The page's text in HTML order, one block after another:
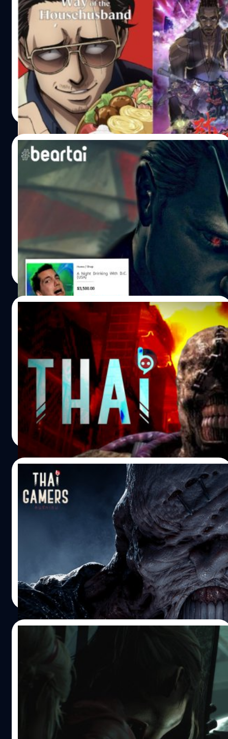
เตรียมดูให้ตาแฉะ ! NETFLIX จับมือ
ANIMEJAPAN กรีฑาทัพอนิเมะกว่า 40 เรื่อง
พร้อมปล่อยเรื่องเด็ดแห่งปี เริ่มชมเม.ย.นี้
27 มีนาคม 2021 กรุงโตเกียว ประเทศญี่ปุ่น - Netflix แถลง
การกลับมาร่วมงานกับ AnimeJapan 2021 อีกครั้ง เพื่อตอกย้ำ
ถึงความมุ่งมั่นที่จะเป็นศูนย์กลางในการเผยแพร่ผลงานสำหรับ
แฟนๆ และผู้สร้างทั่วโลก โดยได้ประกาศเปิดตัวผลงานอนิเมะ
น่าสนใจ และอนิเมะเรื่องใหม่ที่จะลงฉายใน Netflix กว่า
40 เรื่องในปีนี้ ซึ่งเพิ่มขึ้นจากปีที่แล้วเกือบเท่าตัว ในงานแถลง
ข่าว Netflix ได้แนะนำอนิเมะเด่น พร้อมกับให้เหล่าศิลปินนัก
พากย์ชาวญี่ปุ่นมาปรากฏตัวเล่าถึงความประทับใจบนเวที
สำหรับอนิเมะที่เป็นไฮไลต์ของงานนี้ได้แก่ Yasuke Yasuke อนิ
เมะฟอร์มยักษ์แนวแฟนตาซีพรีเรียดดราม่า ที่มีฉากหลังเป็น
ญี่ปุ่นในยุคศักดินาที่บอบช้ำจากสงคราม ท่ามกลางหุ่นยนต์
และเวทมนตร์ มีหมู่บ้านแห่งหนึ่งกลายเป็นศูนย์กลางการลุกฮือ
ระหว่างไดเมียวที่จ้องจะทำศึกสงครามกัน ยาสึเกะ โรนินผู้ยิ่ง
ใหญ่ที่พยายามดิ้นรนไขว่คว้าหาความสงบสุขหลังผ่านชีวิตที่มี
แต่ความรุนแรงในอดีต จึงต้องลุกขึ้นมาจับดาบอีกครั้ง เพื่อ
ปกป้องเด็กลึกลับคนหนึ่งหลบหนีจากการปองร้ายของอำนาจ
มืดและขุนศึกกระหายเลือด ความเข้มข้นนี้ไม่ได้มีแค่ในส่วน
ของเนื้อเรื่องเท่านั้น แต่ยังสะท้อนอยู่ในงานภาพสุดปังที่เกิด
จากความร่วมมือจากโปรดักชันระดับโลกทั้งฟากตะวันตกและ
ตะวันออกด้วย โดยเรื่องนี้ได้ เลอฌอน โทมัส (จากแคนนอน
บัสเตอร์ส (Cannon Busters)) เป็นทั้งผู้กำกับ ผู้สร้าง และผู้
อำนวยการสร้าง มีผู้ออกแบบตัวละครคือ ทาเคชิ โคอิเกะ มี
โปรดิวเซอร์และผู้อำนวยการผลิตเพลงคือ ฟลายอิง โลตัส
และอยู่ภายใต้บริษัทผู้ผลิตอย่าง MAPPA ด้วย สำหรับกำหนด
ออกฉายคือวันที่ 29 เมษายน 2021 ติดตามได้ ที่นี่ เลย Eden
เรื่องถัดมา มาพร้อมกับความสดใส…
วัฒนา ขจัดสารพัดภัย| 1961 days ago
Read More
19/08/2020
สนไหมเกมเมอร์? ผู้ให้เสียง Wesker รับจ้าง
เป็นเพื่อนร่วมทานดินเนอร์ในราคา 100,000
บาท!
คิดเสียว่าเป็นข่าวเฮฮาให้ขำออกกันในวิกฤต Covid-19 นี้ละกัน
นะครับ (ฮ่า ๆ) เรื่องของเรื่องมันมีอยู่ว่า D.C. Douglas นัก
พากย์เสียงมืออาชีพแดนมะกันเจ้าของเสียงวายร้ายตลอดการ
ของแฟรนไชส์เกม Resident Evil อย่าง Alber Wesker แกมี
ข้อเสนอดี ๆ ให้กับใครก็ตามที่สนใจอยากให้แกไปดินเนอร์ฉัน
เพื่อนด้วยในราคาเบา ๆ 100,000 บาทเท่านั้น... D.C. Douglas
แกมีเว็บไซต์พอร์ตโฟลิโอส่วนตัวที่ซ้ำยังใช้ในการเป็นทั้งร้าน
ค้าออนไลน์ขายลายเซ็นบนโปสเตอร์งานลงเสียงของแกรวมไป
ถึงการปรากฎตัวบนช่องทางต่าง ๆ แบบคามิโอไปในตัว
(ทำนองดารารับเชิญในภาพยนตร์) แต่ถ้าหากใครลองเลื่อน
เว็บไซต์ลงมาเรื่อย ๆ เราก็จะเริ่มเห็นการขายสินค้าแปลก ๆ
ของพี่แกครับ ไล่ตั้งแต่รับจ้างให้แกลงเสียงวอยซ์เมลให้ใน
ราคา 40 เหรียญดอลลาร์สหรัฐ (ประมาณ 1,250 บาท) อันนี้
ไม่เท่าไหร่ แต่ถัดมาเนี้ยสิ "มันคือการซื้อคอร์สทานข้าวเย็นกับ
พี่แกเฉพาะในสหรัฐอเมริกาที่มีราคาอยู่ที่ 3,500 เหรียญ
ดอลลาร์สหรัฐ (ประมาณ 109,375 บาท)" หรือจะให้แกบินไป
ทานข้าวเย็นด้วยที่ประเทศอื่นก็ได้อยู่ที่ 6,500 เหรียญดอลลาร์
สหรัฐ (ประมาณ 203,125 บาท) โดยทั้งสองชอยส์จะใช้เวลา
ทั้งสิ้น 8 ชั่วโมง ซึ่งค่าใช้จ่ายรวมทั้งค่าเดินทาง,…
วรายุทธ เชิดศรีชูเกียรติ| 2180 days ago
Read More
17/12/2019
5 เหตุผลที่ Nemesis คือ “ศัตรูที่น่ากลัวที่สุด”
ในเกมตระกูล Resident Evil
จากการมาของ Resident Evil 3 Remake หนึ่งในเกมใน
ตำนานของซีรีส์นี้ที่กลับมาอีกครั้งในรูปโฉมของรีเมก ได้กระตุก
ต่อมวัยเยาว์ของเกมเมอร์ในวันนั้นที่เป็นผู้ใหญ่ในวันนี้ โดยนอก
เหนือจากเหตุผลที่ตัวละครหลักของเกมคือ จิล วาเลนไทน์
(Jill Valentine) ศัตรูคู่อาฆาตในภาคนี้ที่มีชื่อตามการกระทำ
ของมันอย่าง "Nemesis (เนเมซิส)" ซึ่งสำหรับเกมเมอร์รุ่นใหม่
ๆ หลายคน ก็อาจจะยังไม่เคยได้สัมผัสหรือรู้จักพิษสงอันน่า
กลัวของมัน ถ้างั้นมาครับ เดี๋ยววันนี้แบไต๋ในคราบไทยเกมเมอร์
จะพาไปรู้จักความน่ากลัวของเจ้านี่กัน 1. มันเปิดประตูเป็น (ใน
ยุคนั้น คือชวนสะพรึงมาก!) เป็นมาตั้งแต่ภาคแรกแล้วที่
Resident Evil นำเสนอบรรยากาศและอาคารสถานที่ชวนให้
กดดันทางอารมณ์ แต่กระนั้นตัวเกมก็มีพื้นที่ให้ผ่อนปลาย
อารมณ์อยู่ นั่นคือห้องเซฟการเล่นของเกม แต่แล้วการมาถึง
ของ Nemesis มันได้สร้างความหวาดระแวงครั้งใหญ่ให้กับซี
รีส์ เพราะมันสามารถเปิดประตูได้! ห้องไหนที่ไม่ใช่ห้องเซฟ
มันถีบประตูดังปั้งพร้อมซาวด์ประกอบประจำตัว ซึ่งใครเล่น
รอบนี่บอกเลยมีสะดุ้งแน่นอน แต่ถ้ากลับมาเล่นรอบหลัง ๆ เรา
พอจะจับทางได้บ้างเพราะมันจะเป็นการปรากฎตัวแบบสคริปต์
ที่ถูกกำหนดไว้ 2. ไม่ใช่แค่เดินไล่กวด แต่มันวิ่งแบบ 4 x 100
เข้ามาหา! ในขณะที่ศัตรูตัวอื่นในเกมจาก 2 ภาคแรกจะกดดัน
เราด้วยความอึดถึกที่เดินเข้าหาผู้เล่นอย่างไม่ละละความ
พยายามหรือกับ Hunter ที่เราต้องระวังท่าวันช็อตคิล แต่กลับ
Nemesis…
วรายุทธ เชิดศรีชูเกียรติ| 2426 days ago
Read More
16/12/2019
ทำไมการมาของ Resident Evil 3 Remake ถึง
ไม่น่าแปลกใจ?
เมื่อคืนวานวันที่ 10 ตุลาคม 2019 ที่ผ่านมา Capcom ค่าย
พัฒนา/จัดจำหน่ายเกมที่กำลังดวงขึ้นเป็นอย่างมากในตอนนี้
ได้สร้างความช็อกอีกหนึ่งเวฟให้แก่เกมเมอร์รุ่นหนวดทั้งหลาย
ด้วยการเปิดตัว Resident Evil 3 Remake เกมผีชีวะที่มีนักทวง
บัญชีอย่างเนเมซิซตามล่าอย่างไม่ลดละกลับมาอีกครั้งในแบบ
ฉบับของการรีเมก สานต่อจากภาค Resident Evil 2 Remake
ด้วยระยะเวลาเพียง 11 เดือนเศษ ๆ ซึ่งถ้าถามถึงความรู้สึกที่
เกี่ยวเนื่องกับความทรงจำในวัยเด็กของเรา ๆ มันก็คงเป็นอะไร
ที่เซอร์ไพรส์นั่นแหล่ะครับ แต่ถ้าดูในเชิงรายละเอียด ก็อาจจะ
เห็นได้ว่า "การกลับมาของ Resident Evil 3 Remake ไม่ใช่
เรื่องที่น่าแปลกใจจนเกินคาดอะไรขนาดนั้น" แต่ด้วยเหตุผล
อะไรกันบ้างล่ะ? บทความนี้มีคำตอบให้ครับ ไม่ได้ทำใหม่
ทั้งหมด แต่เป็นการนำโครงจาก Resident Evil 2 Remake มา
ใช้ (ซึ่งก็คือ RE Engine นั่นเอง) หากสังเกตโมเดลของตัวละคร
วัตถุ หรือรายละเอียดพื้นผิวทั้งหลายบนเทรลเลอร์ที่เพิ่งปล่อย
มาล่าสุด ก็จะเห็นได้ว่ามีความคล้ายคลึงจากภาค Resident
Evil 2 Remake เป็นอย่างมาก…
วรายุทธ เชิดศรีชูเกียรติ| 2428 days ago
Read More
05/12/2018
ระทึกไปกับการถูกตามล่าโดย Mr.X ในคลิปเกม
เพลย์ใหม่ของ Resident Evil 2 Remake
ค่ายเกม Capcom ได้ปล่อยคลิปเกมเพลย์ใหม่ของเกม
Resident Evil 2 Remake ออกมาให้ชมกันอย่างจุใจถึง 2 คลิป
โดยในคลิปแรกจะเผยให้เห็นตำรวจหนุ่มรูปหล่อ Leon S.
Kennedy และสาวสวยในชุดแดง Ada Wong กำลังสำรวจ